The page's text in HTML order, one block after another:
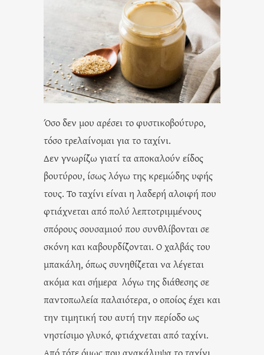
Όσο δεν μου αρέσει το φυστικοβούτυρο,
τόσο τρελαίνομαι για το ταχίνι.
Δεν γνωρίζω γιατί τα αποκαλούν είδος
βουτύρου, ίσως λόγω της κρεμώδης υφής
τους. Το ταχίνι είναι η λαδερή αλοιφή που
φτιάχνεται από πολύ λεπτοτριμμένους
σπόρους σουσαμιού που συνθλίβονται σε
σκόνη και καβουρδίζονται. Ο χαλβάς του
μπακάλη, όπως συνηθίζεται να λέγεται
ακόμα και σήμερα λόγω της διάθεσης σε
παντοπωλεία παλαιότερα, ο οποίος έχει και
την τιμητική του αυτή την περίοδο ως
νηστίσιμο γλυκό, φτιάχνεται από ταχίνι.